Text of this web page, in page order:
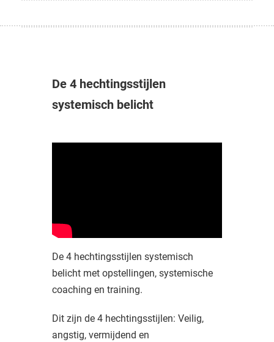
De 4 hechtingsstijlen
systemisch belicht
De 4 hechtingsstijlen systemisch
belicht met opstellingen, systemische
coaching en training.
Dit zijn de 4 hechtingsstijlen: Veilig,
angstig, vermijdend en